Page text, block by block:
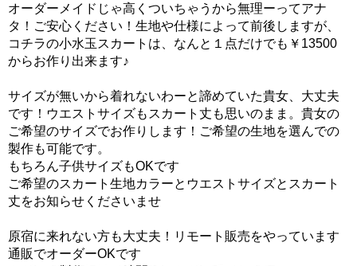
オーダーメイドじゃ高くついちゃうから無理ーってアナ
タ！ご安心ください！生地や仕様によって前後しますが、
コチラの小水玉スカートは、なんと１点だけでも￥13500
からお作り出来ます♪
サイズが無いから着れないわーと諦めていた貴女、大丈夫
です！ウエストサイズもスカート丈も思いのまま。貴女の
ご希望のサイズでお作りします！ご希望の生地を選んでの
製作も可能です。
もちろん子供サイズもOKです
ご希望のスカート生地カラーとウエストサイズとスカート
丈をお知らせくださいませ
原宿に来れない方も大丈夫！リモート販売をやっています
通販でオーダーOKです